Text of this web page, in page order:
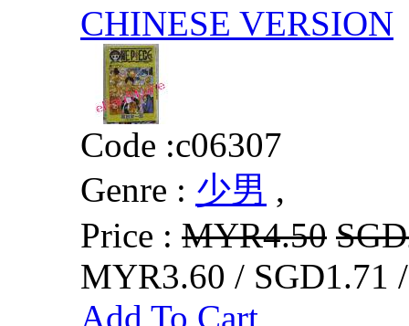
CHINESE VERSION
Code :c06307
Genre : 少男 ,
Price : MYR4.50
MYR3.60 / SGD1.71
Add To Cart